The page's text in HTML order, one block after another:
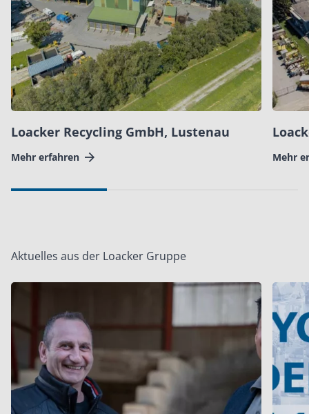
Loacker Recycling GmbH, Lustenau
Mehr erfahren Mehr
Aktuelles aus der Loacker Gruppe